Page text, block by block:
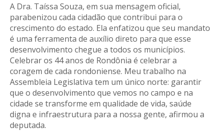
A Dra. Taíssa Souza, em sua mensagem oficial,
parabenizou cada cidadão que contribui para o
crescimento do estado. Ela enfatizou que seu mandato
é uma ferramenta de auxílio direto para que esse
desenvolvimento chegue a todos os municípios.
Celebrar os 44 anos de Rondônia é celebrar a
coragem de cada rondoniense. Meu trabalho na
Assembleia Legislativa tem um único norte: garantir
que o desenvolvimento que vemos no campo e na
cidade se transforme em qualidade de vida, saúde
digna e infraestrutura para a nossa gente, afirmou a
deputada.